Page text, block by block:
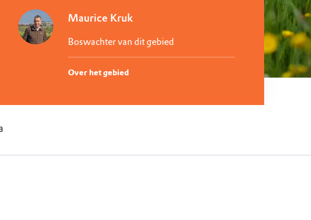
Maurice Kruk
Boswachter van dit gebied
Over het gebied